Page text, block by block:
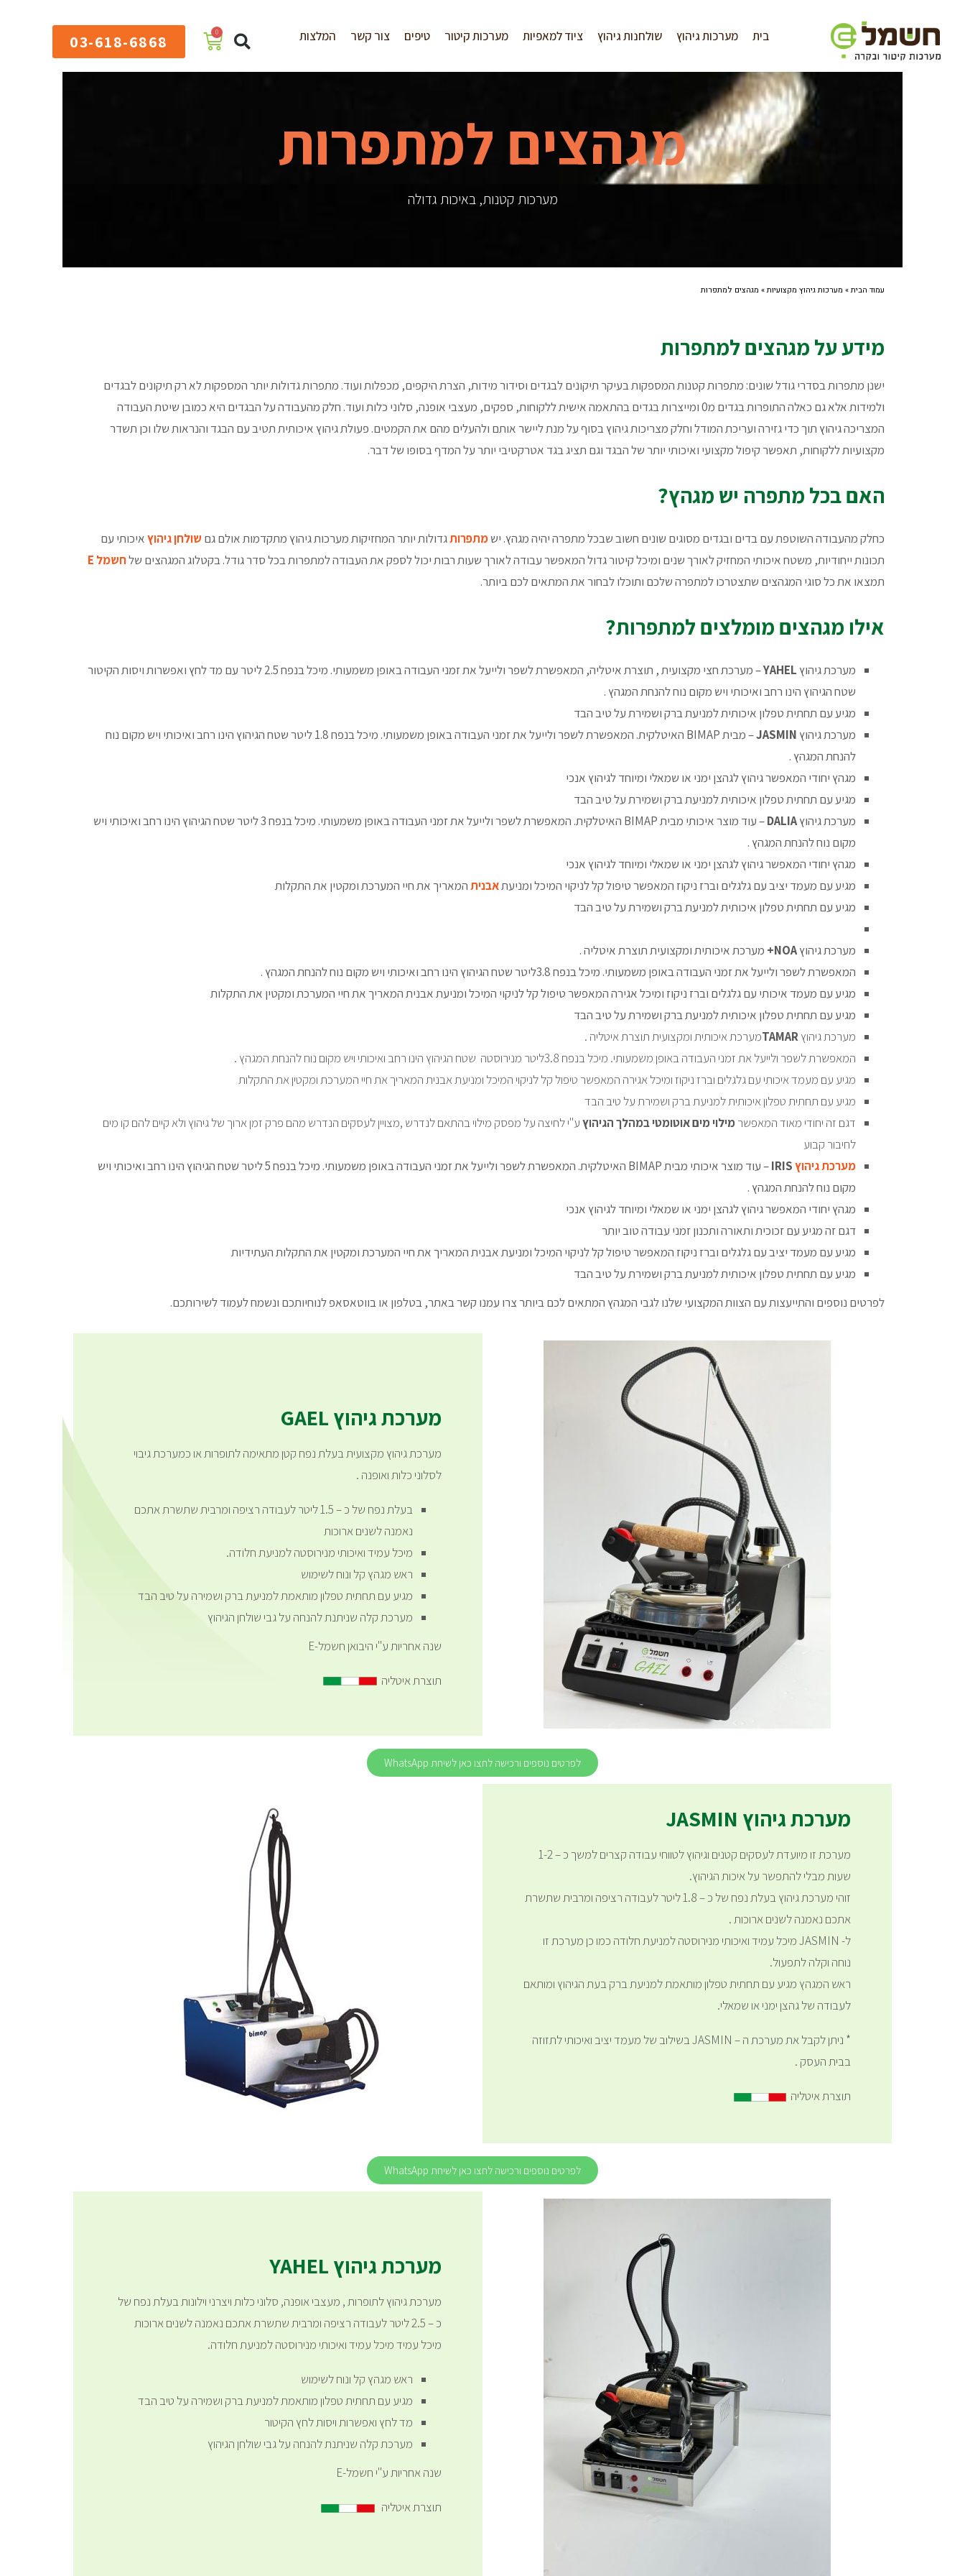
בית
מערכות גיהוץ שולחנות גיהוץ ציוד למאפיות מערכות קיטור טיפים צור קשר המלצות 0
03-618-6868
מגהצים למתפרות
מערכות קטנות, באיכות גדולה
עמוד הבית» מערכות גיהוץ מקצועיות» מגהצים למתפרות
מידע על מגהצים למתפרות
ישנן מתפרות בסדרי גודל שונים: מתפרות קטנות המספקות בעיקר תיקונים לבגדים וסידור מידות, הצרת היקפים, מכפלות ועוד. מתפרות גדולות יותר המספקות לא רק תיקונים לבגדים
ולמידות אלא גם כאלה התופרות בגדים מ0 ומייצרות בגדים בהתאמה אישית ללקוחות, ספקים, מעצבי אופנה, סלוני כלות ועוד. חלק מהעבודה על הבגדים היא כמובן שיטת העבודה
המצריכה גיהוץ תוך כדי גזירה ועריכת המודל וחלק מצריכות גיהוץ בסוף על מנת ליישר אותם ולהעלים מהם את הקמטים. פעולת גיהוץ איכותית תטיב עם הבגד והנראות שלו וכן תשדר
מקצועיות ללקוחות, תאפשר קיפול מקצועי ואיכותי יותר של הבגד וגם תציג בגד אטרקטיבי יותר על המדף בסופו של דבר.
האם בכל מתפרה יש מגהץ?
כחלק מהעבודה השוטפת עם בדים ובגדים מסוגים שונים חשוב שבכל מתפרה יהיה מגהץ. ישמתפרותגדולות יותר המחזיקות מערכות גיהוץ מתקדמות אולם גם שולחן גיהוץאיכותי עם
תכונות ייחודיות, משטח איכותי המחזיק לאורך שנים ומיכל קיטור גדול המאפשר עבודה לאורך שעות רבות יכול לספק את העבודה למתפרות בכל סדר גודל. בקטלוג המגהצים שלחשמל E
תמצאו את כל סוגי המגהצים שתצטרכו למתפרה שלכם ותוכלו לבחור את המתאים לכם ביותר.
אילו מגהצים מומלצים למתפרות?
מערכת גיהוץ YAHEL
– מערכת חצי מקצועית , תוצרת איטליה, המאפשרת לשפר ולייעל את זמני העבודה באופן משמעותי. מיכל בנפח 2.5 ליטר עם מד לחץ ואפשרות ויסות הקיטור
שטח הגיהוץ הינו רחב ואיכותי ויש מקום נוח להנחת המגהץ .
מגיע עם תחתית טפלון איכותית למניעת ברק ושמירת על טיב הבד
מערכת גיהוץ JASMIN
– מבית BIMAP האיטלקית. המאפשרת לשפר ולייעל את זמני העבודה באופן משמעותי. מיכל בנפח 1.8 ליטר שטח הגיהוץ הינו רחב ואיכותי ויש מקום נוח
להנחת המגהץ .
מגהץ יחודי המאפשר גיהוץ לגהצן ימני או שמאלי ומיוחד לגיהוץ אנכי
מגיע עם תחתית טפלון איכותית למניעת ברק ושמירת על טיב הבד
מערכת גיהוץDALIA
– עוד מוצר איכותי מבית BIMAP האיטלקית. המאפשרת לשפר ולייעל את זמני העבודה באופן משמעותי. מיכל בנפח 3 ליטר שטח הגיהוץ הינו רחב ואיכותי ויש
מקום נוח להנחת המגהץ .
מגהץ יחודי המאפשר גיהוץ לגהצן ימני או שמאלי ומיוחד לגיהוץ אנכי
מגיע עם מעמד יציב עם גלגלים וברז ניקוז המאפשר טיפול קל לניקוי המיכל ומניעתאבניתהמאריך את חיי המערכת ומקטין את התקלות
מגיע עם תחתית טפלון איכותית למניעת ברק ושמירת על טיב הבד
מערכת גיהוץNOA+
מערכת איכותית ומקצועית תוצרת איטליה .
המאפשרת לשפר ולייעל את זמני העבודה באופן משמעותי. מיכל בנפח 3.8ליטר שטח הגיהוץ הינו רחב ואיכותי ויש מקום נוח להנחת המגהץ .
מגיע עם מעמד איכותי עם גלגלים וברז ניקוז ומיכל אגירה המאפשר טיפול קל לניקוי המיכל ומניעת אבנית המאריך את חיי המערכת ומקטין את התקלות
מגיע עם תחתית טפלון איכותית למניעת ברק ושמירת על טיב הבד
מערכת גיהוץTAMARמערכת איכותית ומקצועית תוצרת איטליה .
המאפשרת לשפר ולייעל את זמני העבודה באופן משמעותי. מיכל בנפח 3.8ליטר מנירוסטה שטח הגיהוץ הינו רחב ואיכותי ויש מקום נוח להנחת המגהץ .
מגיע עם מעמד איכותי עם גלגלים וברז ניקוז ומיכל אגירה המאפשר טיפול קל לניקוי המיכל ומניעת אבנית המאריך את חיי המערכת ומקטין את התקלות
מגיע עם תחתית טפלון איכותית למניעת ברק ושמירת על טיב הבד
דגם זה יחודי מאוד המאפשר מילוי מים אוטומטי במהלך הגיהוץע"י לחיצה על מפסק מילוי בהתאם לנדרש ,מצויין לעסקים הנדרש מהם פרק זמן ארוך של גיהוץ ולא קיים להם קו מים
לחיבור קבוע
מערכת גיהוץIRIS
– עוד מוצר איכותי מבית BIMAP האיטלקית. המאפשרת לשפר ולייעל את זמני העבודה באופן משמעותי. מיכל בנפח 5 ליטר שטח הגיהוץ הינו רחב ואיכותי ויש
מקום נוח להנחת המגהץ .
מגהץ יחודי המאפשר גיהוץ לגהצן ימני או שמאלי ומיוחד לגיהוץ אנכי
דגם זה מגיע עם זכוכית ותאורה ותכנון זמני עבודה טוב יותר
מגיע עם מעמד יציב עם גלגלים וברז ניקוז המאפשר טיפול קל לניקוי המיכל ומניעת אבנית המאריך את חיי המערכת ומקטין את התקלות העתידיות
מגיע עם תחתית טפלון איכותית למניעת ברק ושמירת על טיב הבד
לפרטים נוספים והתייעצות עם הצוות המקצועי שלנו לגבי המגהץ המתאים לכם ביותר צרו עמנו קשר באתר, בטלפון או בווטאסאפ לנוחיותכם ונשמח לעמוד לשירותכם.
מערכת גיהוץ GAEL
מערכת גיהוץ מקצועית בעלת נפח קטן מתאימה לתופרות או כמערכת גיבוי
לסלוני כלות ואופנה .
בעלת נפח של כ – 1.5 ליטר לעבודה רציפה ומרבית שתשרת אתכם
נאמנה לשנים ארוכות
מיכל עמיד ואיכותי מנירוסטה למניעת חלודה.
ראש מגהץ קל ונוח לשימוש
מגיע עם תחתית טפלון מותאמת למניעת ברק ושמירה על טיב הבד
מערכת קלה שניתנת להנחה על גבי שולחן הגיהוץ
שנה אחריות ע"י היבואן חשמל-E
תוצרת איטליה
לפרטים נוספים ורכישה לחצו כאן לשיחת WhatsApp
מערכת גיהוץ JASMIN
מערכת זו מיועדת לעסקים קטנים וגיהוץ לטווחי עבודה קצרים למשך כ – 1-2
שעות מבלי להתפשר על איכות הגיהוץ.
זוהי מערכת גיהוץ בעלת נפח של כ – 1.8 ליטר לעבודה רציפה ומרבית שתשרת
אתכם נאמנה לשנים ארוכות .
ל- JASMIN מיכל עמיד ואיכותי מנירוסטה למניעת חלודה כמו כן מערכת זו
נוחה וקלה לתפעול.
ראש המגהץ מגיע עם תחתית טפלון מותאמת למניעת ברק בעת הגיהוץ ומותאם
לעבודה של גהצן ימני או שמאלי.
* ניתן לקבל את מערכת ה – JASMIN בשילוב של מעמד יציב ואיכותי לתזוזה
בבית העסק .
תוצרת איטליה
לפרטים נוספים ורכישה לחצו כאן לשיחת WhatsApp
מערכת גיהוץ YAHEL
מערכת גיהוץ לתופרות , מעצבי אופנה, סלוני כלות ויצרני וילונות בעלת נפח של
כ – 2.5 ליטר לעבודה רציפה ומרבית שתשרת אתכם נאמנה לשנים ארוכות
מיכל עמיד מיכל עמיד ואיכותי מנירוסטה למניעת חלודה.
ראש מגהץ קל ונוח לשימוש
מגיע עם תחתית טפלון מותאמת למניעת ברק ושמירה על טיב הבד
מד לחץ ואפשרות ויסות לחץ הקיטור
מערכת קלה שניתנת להנחה על גבי שולחן הגיהוץ
שנה אחריות ע"י חשמל-E
תוצרת איטליה